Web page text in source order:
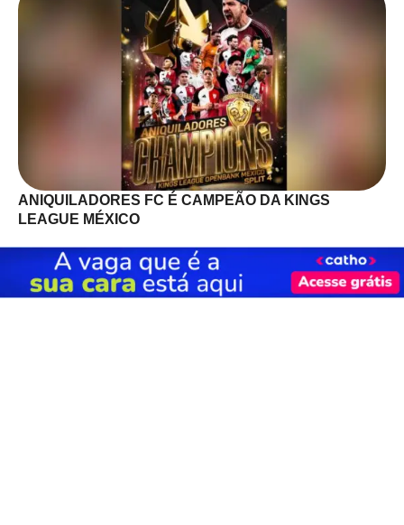
ANIQUILADORES FC É CAMPEÃO DA KINGS
LEAGUE MÉXICO